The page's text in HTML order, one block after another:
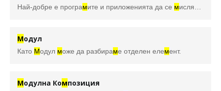
Най-добре е програмите и приложенията да се мислят като едно и също нещо с различни и
Модул
Като Модул може да разбираме отделен елемент.
Модулна Композиция